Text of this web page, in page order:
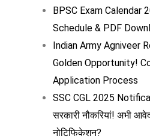
BPSC Exam Calendar
Schedule & PDF
Indian Army Agniveer
Golden Opportunity!
Application Process
SSC CGL 2025
सरकारी नौकरियां! अभी
नोटिफिकेशन?